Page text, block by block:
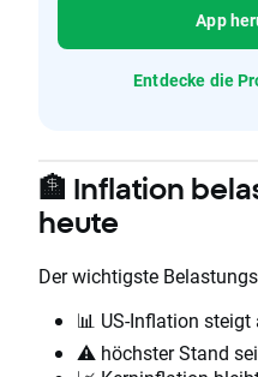
App
Entdecke die
🏦 Inflation
heute
Der wichtigste
📊 US-Inflation steigt
⚠️ höchster Stand